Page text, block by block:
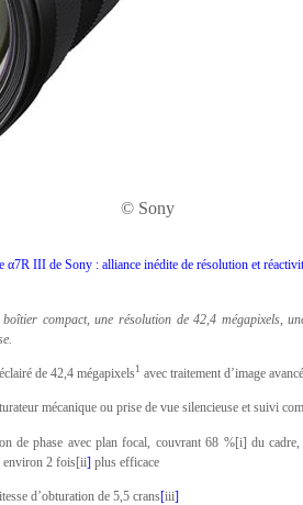
© Sony
III de Sony : alliance inédite de résolution et
compact, une résolution de 42,4 mégapixels,
de 42,4 mégapixels1 avec traitement d’image avancé
mécanique ou prise de vue silencieuse et suivi
de phase avec plan focal, couvrant 68 %[i] du
environ 2 fois[ii] plus efficace
d’obturation de 5,5 crans[iii]